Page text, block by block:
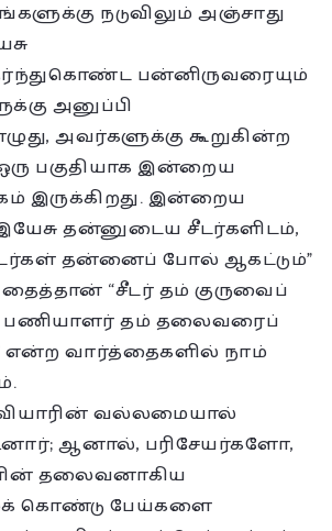
நடுவிலும் அஞ்சாது
பன்னிருவரையும்
அனுப்பி
அவர்களுக்கு கூறுகின்ற
பகுதியாக இன்றைய
இருக்கிறது. இன்றைய
தன்னுடைய சீடர்களிடம்,
தன்னைப் போல் ஆகட்டும்”
“சீடர் தம் குருவைப்
பணியாளர் தம் தலைவரைப்
என்ற வார்த்தைகளில் நாம்
வல்லமையால்
ஆனால், பரிசேயர்களோ,
தலைவனாகிய
கொண்டு பேய்களை